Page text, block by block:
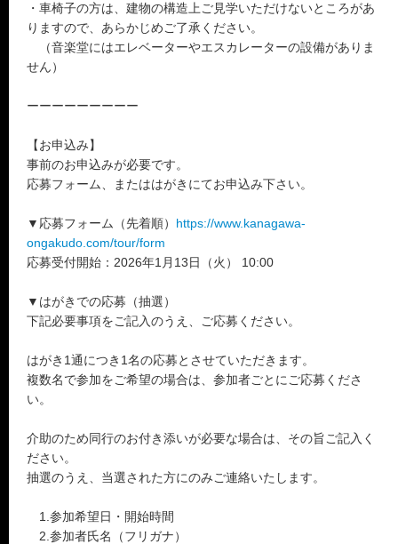
・車椅子の方は、建物の構造上ご見学いただけないところがあ
りますので、あらかじめご了承ください。
（音楽堂にはエレベーターやエスカレーターの設備がありま
せん）
ーーーーーーーーー
【お申込み】
事前のお申込みが必要です。
応募フォーム、またははがきにてお申込み下さい。
▼応募フォーム（先着順） https://www.kanagawa-
ongakudo.com/tour/form
応募受付開始：2026年1月13日（火） 10:00
▼はがきでの応募（抽選）
下記必要事項をご記入のうえ、ご応募ください。
はがき1通につき1名の応募とさせていただきます。
複数名で参加をご希望の場合は、参加者ごとにご応募くださ
い。
介助のため同行のお付き添いが必要な場合は、その旨ご記入く
ださい。
抽選のうえ、当選された方にのみご連絡いたします。
1.参加希望日・開始時間
2.参加者氏名（フリガナ）